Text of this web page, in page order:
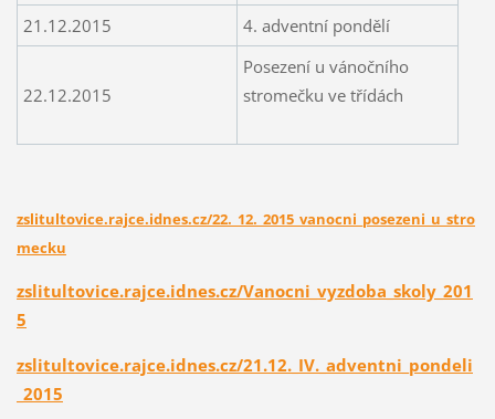
21.12.2015
4. adventní pondělí
22.12.2015
Posezení u vánočního
stromečku ve třídách
zslitultovice.rajce.idnes.cz/22._12._2015_vanocni_posezeni_u_stro
mecku
zslitultovice.rajce.idnes.cz/Vanocni_vyzdoba_skoly_201
5
zslitultovice.rajce.idnes.cz/21.12._IV._adventni_pondeli
_2015